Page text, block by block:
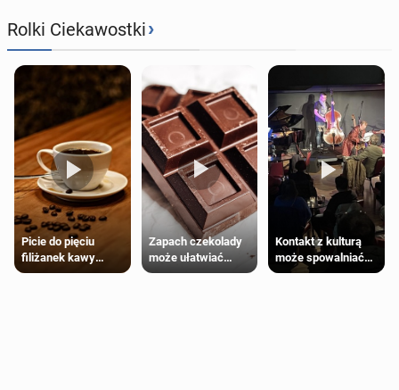
Rolki Ciekawostki›
Picie do pięciu
filiżanek kawy
dziennie jest
Zapach czekolady
może ułatwiać
trening siłowy
Kontakt z kulturą
może spowalniać
starzenie